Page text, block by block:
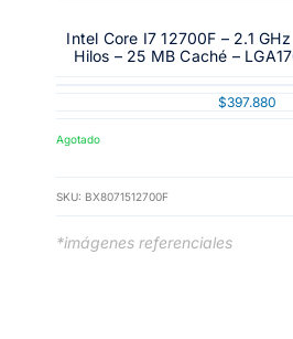
Intel Core I7 12700F – 2.1
Hilos – 25 MB Caché –
$397.880
Agotado
SKU: BX8071512700F
*imágenes referenciales